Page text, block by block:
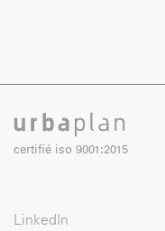
certifié iso 9001:2015
LinkedIn